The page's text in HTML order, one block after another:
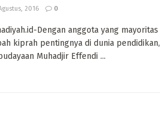
2016 0
Dengan anggota yang mayoritas
kiprah pentingnya di dunia pendidikan,
Muhadjir Effendi ...